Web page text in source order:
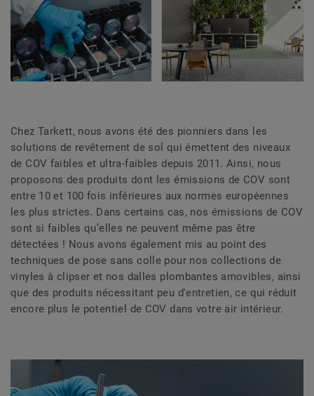
Chez Tarkett, nous avons été des pionniers dans les
solutions de revêtement de sol qui émettent des niveaux
de COV faibles et ultra-faibles depuis 2011. Ainsi, nous
proposons des produits dont les émissions de COV sont
entre 10 et 100 fois inférieures aux normes européennes
les plus strictes. Dans certains cas, nos émissions de COV
sont si faibles qu’elles ne peuvent même pas être
détectées ! Nous avons également mis au point des
techniques de pose sans colle pour nos collections de
vinyles à clipser et nos dalles plombantes amovibles, ainsi
que des produits nécessitant peu d'entretien, ce qui réduit
encore plus le potentiel de COV dans votre air intérieur.